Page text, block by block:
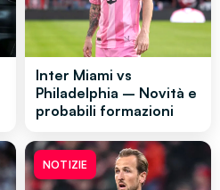
Inter Miami vs
Philadelphia – Novità e
probabili formazioni
NOTIZIE